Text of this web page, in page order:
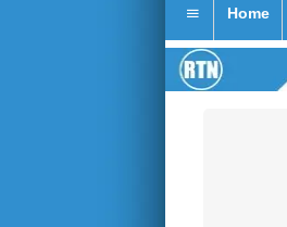
Home